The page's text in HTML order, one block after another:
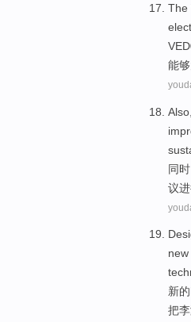
The
能够
Also
同时
议进
new
新的
把李